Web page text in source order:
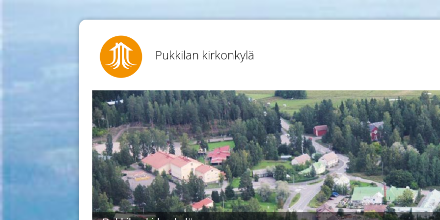
Pukkilan kirkonkylä